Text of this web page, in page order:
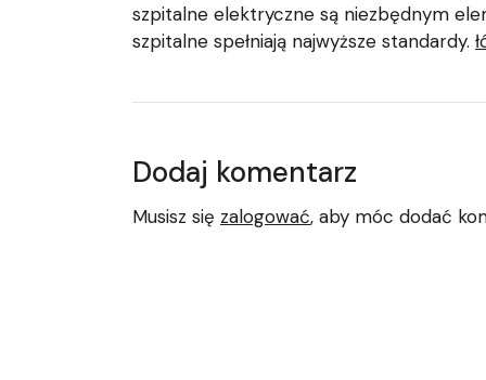
szpitalne elektryczne są niezbędnym
szpitalne spełniają najwyższe standardy.
Dodaj komentarz
Musisz się zalogować, aby móc dodać